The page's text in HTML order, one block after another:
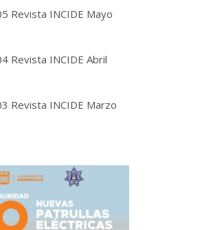
Revista INCIDE Mayo
Revista INCIDE Abril
Revista INCIDE Marzo